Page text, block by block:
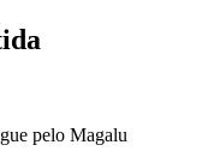
pelo Magalu